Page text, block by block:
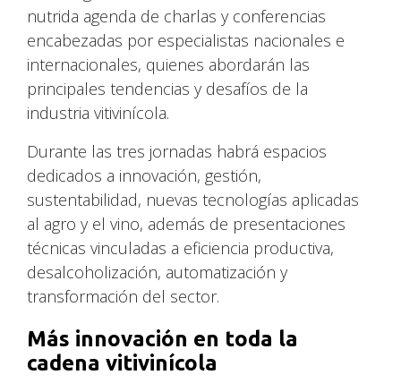
nutrida agenda de charlas y conferencias
encabezadas por especialistas nacionales e
internacionales, quienes abordarán las
principales tendencias y desafíos de la
industria vitivinícola.
Durante las tres jornadas habrá espacios
dedicados a innovación, gestión,
sustentabilidad, nuevas tecnologías aplicadas
al agro y el vino, además de presentaciones
técnicas vinculadas a eficiencia productiva,
desalcoholización, automatización y
transformación del sector.
Más innovación en toda la
cadena vitivinícola